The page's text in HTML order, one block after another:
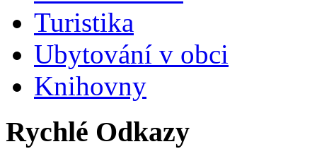
Turistika
Ubytování v obci
Knihovny
Rychlé Odkazy